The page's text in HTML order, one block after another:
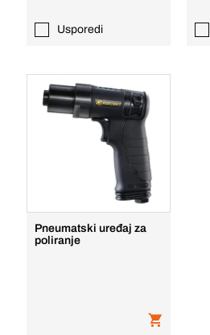
Usporedi
Pneumatski uređaj za
poliranje